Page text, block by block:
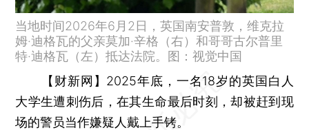
当地时间2026年6月2日，英国南安普敦，维克拉
姆·迪格瓦的父亲莫加·辛格（右）和哥哥古尔普里
特·迪格瓦（左）抵达法院。图：视觉中国
【财新网】 2025年底，一名18岁的英国白人
大学生遭刺伤后，在其生命最后时刻，却被赶到现
场的警员当作嫌疑人戴上手铐。